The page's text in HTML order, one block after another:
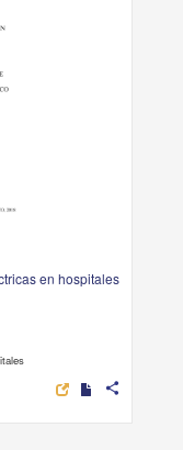
en hospitales
share